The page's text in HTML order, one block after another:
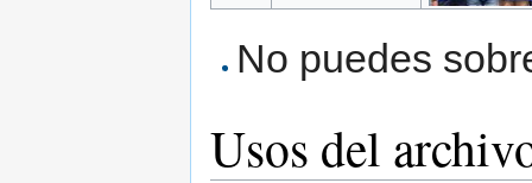
No puedes
Usos del